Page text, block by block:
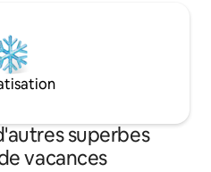
superbes
vacances